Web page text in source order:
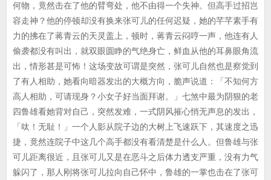
何物，竟然击在了他的臂弯处，他不由得一个失神。但高手过招岂
容走神？他的停顿却没有换来张可儿的任何迟疑，她的芊芊素手有
力的拂在了蒋青云的天灵盖上，顿时，蒋青云闷哼一声，他连有人
偷袭都没有叫出，就双眼圆睁的气绝身亡，鲜血从他的耳鼻眼角流
出，情形甚是可怖！这场变故可谓是突然，张可儿自然也是察觉到
了有人相助，她看向暗器发出的大概方向，脆声说道：「不知何方
高人相助，可请现身？小女子好当面拜谢。」七煞中最为阴狠的老
四鲁雄看她背对自己，突然发难，一式阴风摧心悄无声息的发出，
「呔！无耻！」一个人影从院子边的大树上飞速跃下，其速度之迅
捷，竟然连院子中这几个高手都没有看清楚是什么人。但鲁雄与张
可儿距离很近，且张可儿又是在恶斗之后体力透支严重，没有力气
躲闪了，那人刚将张可儿拉向自己怀中，鲁雄的一掌也击在了张可